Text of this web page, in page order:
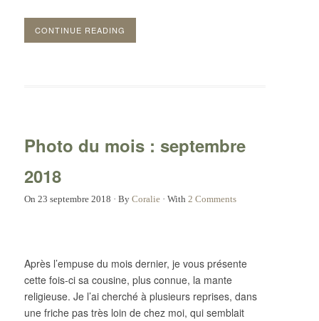
CONTINUE READING
Photo du mois : septembre
2018
On 23 septembre 2018 · By Coralie· With 2 Comments
Après l’empuse du mois dernier, je vous présente
cette fois-ci sa cousine, plus connue, la mante
religieuse. Je l’ai cherché à plusieurs reprises, dans
une friche pas très loin de chez moi, qui semblait